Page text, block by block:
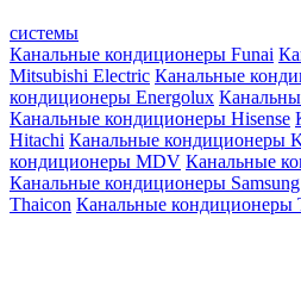
системы
Канальные кондиционеры Funai
Mitsubishi Electric Канальные
кондиционеры Energolux
Канальные кондиционеры Hisense
Hitachi Канальные кондиционеры
кондиционеры MDV Канальные
Канальные кондиционеры Samsung
Thaicon Канальные кондиционеры